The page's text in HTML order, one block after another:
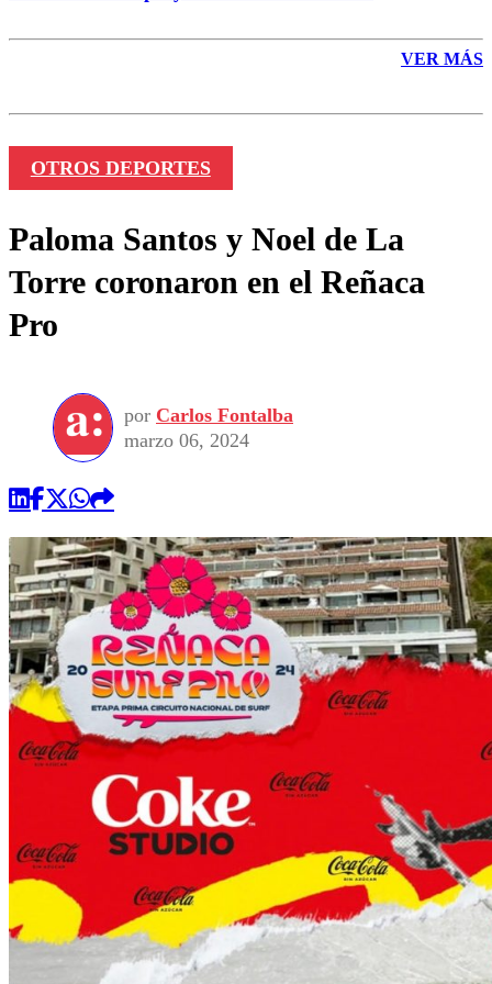
VER MÁS
OTROS DEPORTES
Paloma Santos y Noel de La
Torre coronaron en el Reñaca
Pro
por Carlos Fontalba
marzo 06, 2024